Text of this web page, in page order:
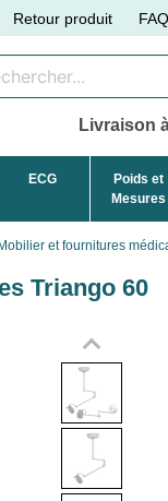
Retour produit
Livraison
ECG
Poids et
Mesures
et fournitures
Triango 60